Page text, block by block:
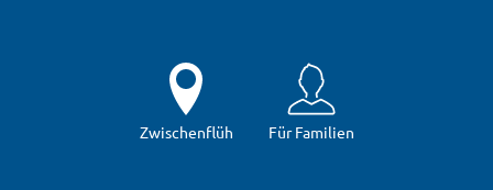
Zwischenflüh Für Familien